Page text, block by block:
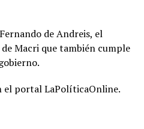
de Andreis, el
Macri que también cumple
el portal LaPolíticaOnline.